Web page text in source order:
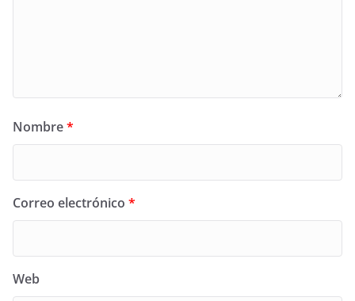
Nombre*
Correo electrónico *
Web